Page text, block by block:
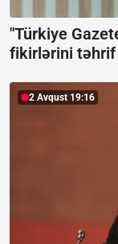
"Türkiye
fikirlərini təhrif
2 Avqust 19:16